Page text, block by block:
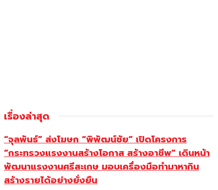
เรื่องล่าสุด
“จุลพันธ์” ส่งโฆษก “พิพัฒน์ชัย” เปิดโครงการ
“กระทรวงแรงงานสร้างโอกาส สร้างอาชีพ” เดินหน้า
พัฒนาแรงงานศรีสะเกษ มอบเครื่องมือทำมาหากิน
สร้างรายได้อย่างยั่งยืน